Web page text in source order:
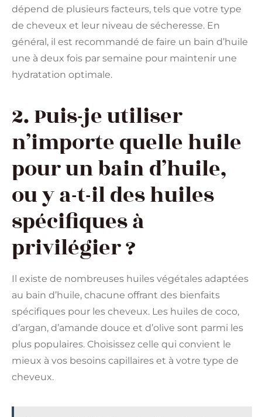
dépend de plusieurs facteurs, tels que votre type
de cheveux et leur niveau de sécheresse. En
général, il est recommandé de faire un bain d’huile
une à deux fois par semaine pour maintenir une
hydratation optimale.
2. Puis-je utiliser
n’importe quelle huile
pour un bain d’huile,
ou y a-t-il des huiles
spécifiques à
privilégier ?
Il existe de nombreuses huiles végétales adaptées
au bain d’huile, chacune offrant des bienfaits
spécifiques pour les cheveux. Les huiles de coco,
d’argan, d’amande douce et d’olive sont parmi les
plus populaires. Choisissez celle qui convient le
mieux à vos besoins capillaires et à votre type de
cheveux.